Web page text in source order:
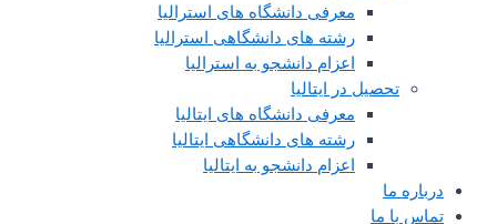
معرفی دانشگاه های استرالیا
رشته های دانشگاهی استرالیا
اعزام دانشجو به استرالیا
تحصیل در ایتالیا
معرفی دانشگاه های ایتالیا
رشته های دانشگاهی ایتالیا
اعزام دانشجو به ایتالیا
درباره ما
تماس با ما